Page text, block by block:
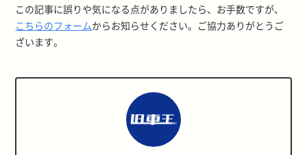
この記事に誤りや気になる点がありましたら、お手数ですが、
こちらのフォームからお知らせください。ご協力ありがとうご
ざいます。